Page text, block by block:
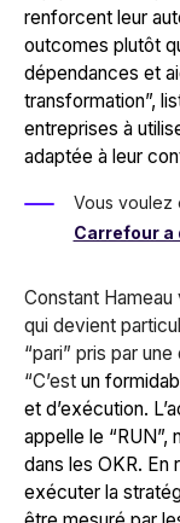
renforcent leur
outcomes plutôt
dépendances et
transformation”,
entreprises à
adaptée à leur
Vous voulez
Carrefour a
Constant
qui devient
“pari” pris par
“C’est un
et d’exécution.
appelle le “RUN”,
dans les OKR. En
exécuter la